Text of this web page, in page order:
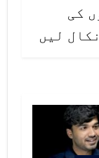
تھا کہ
کی
لیں